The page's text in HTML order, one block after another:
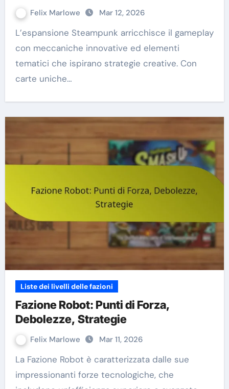
Felix Marlowe Mar 12, 2026
L’espansione Steampunk arricchisce il gameplay
con meccaniche innovative ed elementi
tematici che ispirano strategie creative. Con
carte uniche…
Liste dei livelli delle fazioni
Fazione Robot: Punti di Forza,
Debolezze, Strategie
Felix Marlowe Mar 11, 2026
La Fazione Robot è caratterizzata dalle sue
impressionanti forze tecnologiche, che